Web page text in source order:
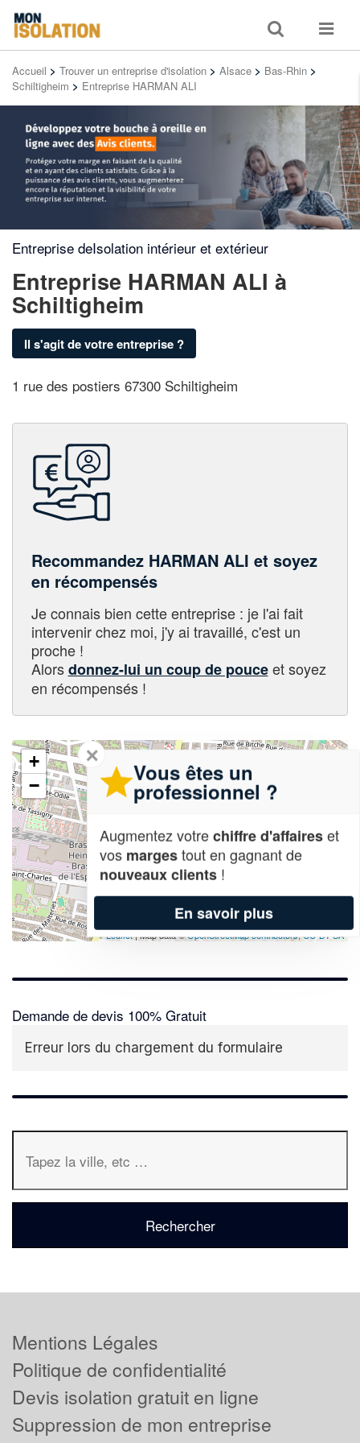
Toggle
search
Toggle
Accueil > Trouver un entreprise d'isolation > Alsace > Bas-Rhin >
Schiltigheim > Entreprise HARMAN ALI
Entreprise deIsolation intérieur et extérieur
Entreprise HARMAN ALI à
Schiltigheim
Il s'agit de votre entreprise ?
1 rue des postiers 67300 Schiltigheim
Recommandez HARMAN ALI et soyez
en récompensés
Je connais bien cette entreprise : je l'ai fait
intervenir chez moi, j'y ai travaillé, c'est un
proche !
Alorsdonnez-lui un coup de pouceet soyez
en récompensés !
+
−
Leaflet| Map data ©OpenStreetMap contributors,CC-BY-SA
Demande de devis 100% Gratuit
Erreur lors du chargement du formulaire
✕
Vous êtes un
professionnel ?
Augmentez votrechiffre d'affaireset
vos margestout en gagnant de
nouveaux clients !
En savoir plus
Mentions Légales
Politique de confidentialité
Devis isolation gratuit en ligne
Suppression de mon entreprise